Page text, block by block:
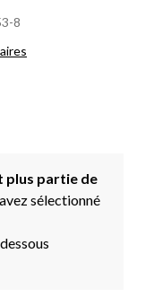
8
plus partie de
sélectionné